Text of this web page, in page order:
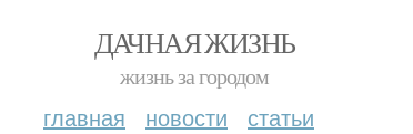
ДАЧНАЯ ЖИЗНЬ
жизнь за городом
главная новости статьи